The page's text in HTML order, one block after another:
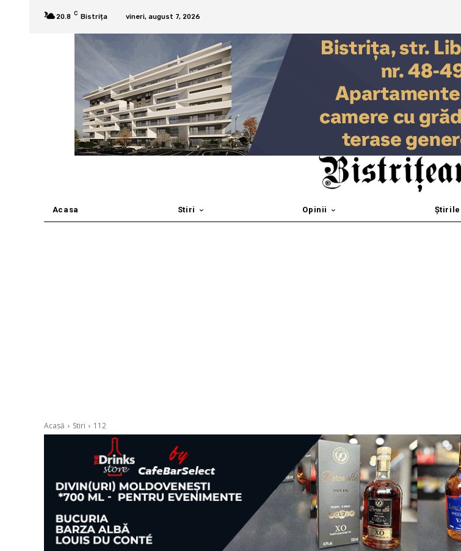
20.8 C Bistrița vineri, august 7, 2026
Acasa Stiri Opinii Știrile
Acasă Stiri 112